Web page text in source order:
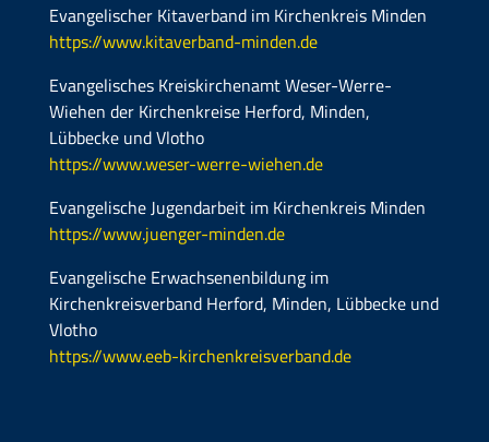
Evangelischer Kitaverband im Kirchenkreis Minden
https://www.kitaverband-minden.de
Evangelisches Kreiskirchenamt Weser-Werre-
Wiehen der Kirchenkreise Herford, Minden,
Lübbecke und Vlotho
https://www.weser-werre-wiehen.de
Evangelische Jugendarbeit im Kirchenkreis Minden
https://www.juenger-minden.de
Evangelische Erwachsenenbildung im
Kirchenkreisverband Herford, Minden, Lübbecke und
Vlotho
https://www.eeb-kirchenkreisverband.de